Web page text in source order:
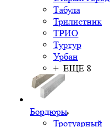
Табула
Трилистник
ТРИО
Туртур
Урбан
+ ЕЩЕ 8
Бордюры
Тротуарный